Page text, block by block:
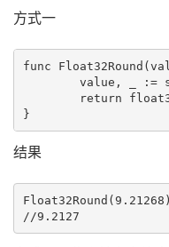
方式一
func
结果
Float32Round(9.21268)